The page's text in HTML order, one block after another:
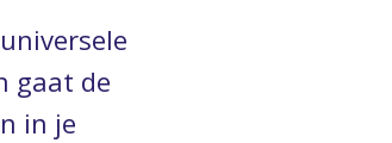
gaat de
in je